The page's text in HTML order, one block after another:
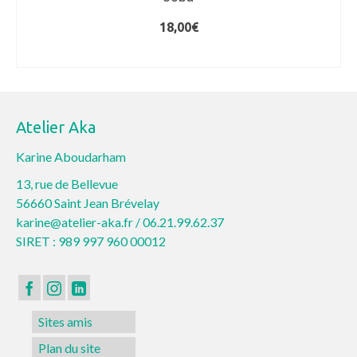
18,00€
être
Atelier Aka
Karine Aboudarham
13, rue de Bellevue
56660 Saint Jean Brévelay
karine@atelier-aka.fr /06.21.99.62.37
SIRET : 989 997 960 00012
Sites amis
Plan du site